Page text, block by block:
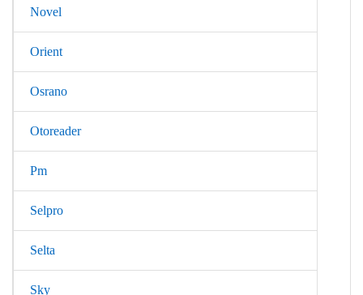
Novel
Orient
Osrano
Otoreader
Pm
Selpro
Selta
Sky